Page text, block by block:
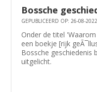
Bossche
GEPUBLICEERD OP: 26-08-
Onder de titel
een boekje [rijk
Bossche geschiedenis
uitgelicht.